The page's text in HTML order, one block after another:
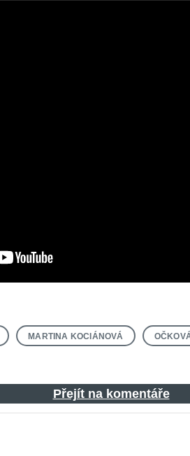
MARTINA KOCIÁNOVÁ
Přejít na komentáře